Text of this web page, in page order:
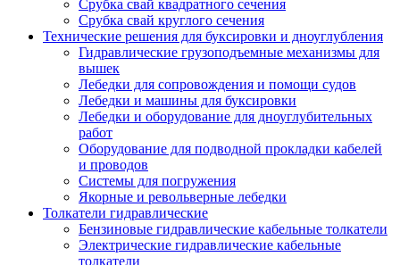
Срубка свай квадратного сечения
Срубка свай круглого сечения
Технические решения для буксировки и дноуглубления
Гидравлические грузоподъемные механизмы для
вышек
Лебедки для сопровождения и помощи судов
Лебедки и машины для буксировки
Лебедки и оборудование для дноуглубительных
работ
Оборудование для подводной прокладки кабелей
и проводов
Системы для погружения
Якорные и револьверные лебедки
Толкатели гидравлические
Бензиновые гидравлические кабельные толкатели
Электрические гидравлические кабельные
толкатели